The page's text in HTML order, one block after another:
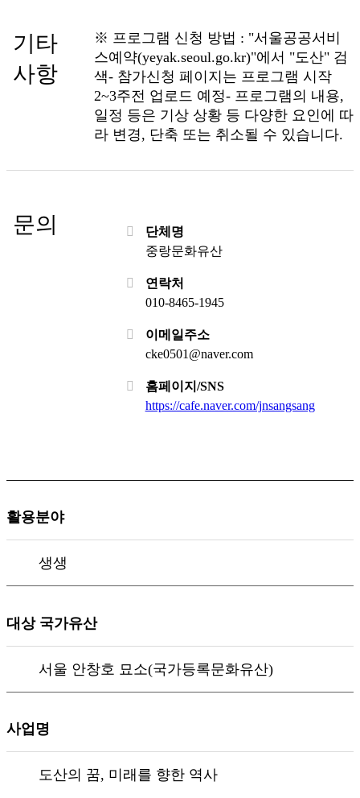
기타
사항
※ 프로그램 신청 방법 : "서울공공서비
스예약(yeyak.seoul.go.kr)"에서 "도산" 검
색- 참가신청 페이지는 프로그램 시작
2~3주전 업로드 예정- 프로그램의 내용,
일정 등은 기상 상황 등 다양한 요인에 따
라 변경, 단축 또는 취소될 수 있습니다.
문의
단체명
중랑문화유산
연락처
010-8465-1945
이메일주소
cke0501@naver.com
홈페이지/SNS
https://cafe.naver.com/jnsangsang
활용분야
생생
대상 국가유산
서울 안창호 묘소(국가등록문화유산)
사업명
도산의 꿈, 미래를 향한 역사